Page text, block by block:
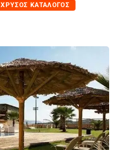
ΧΡΥΣΌΣ ΚΑΤΆΛΟΓΟΣ